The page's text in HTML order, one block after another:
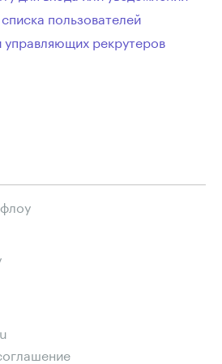
пользователей
рекрутеров